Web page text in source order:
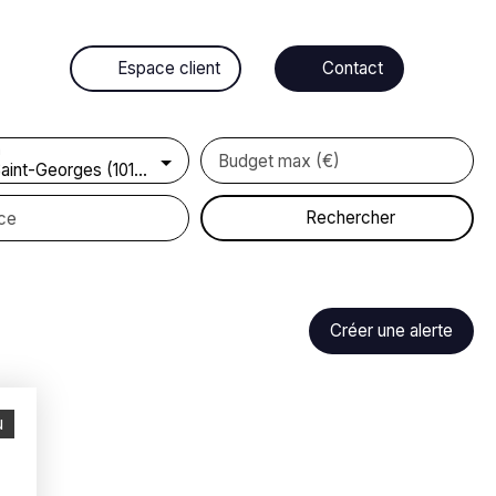
Espace client Contact
Vallant-Saint-Georges (10170) Budget max (€)
Rechercher
Créer une alerte